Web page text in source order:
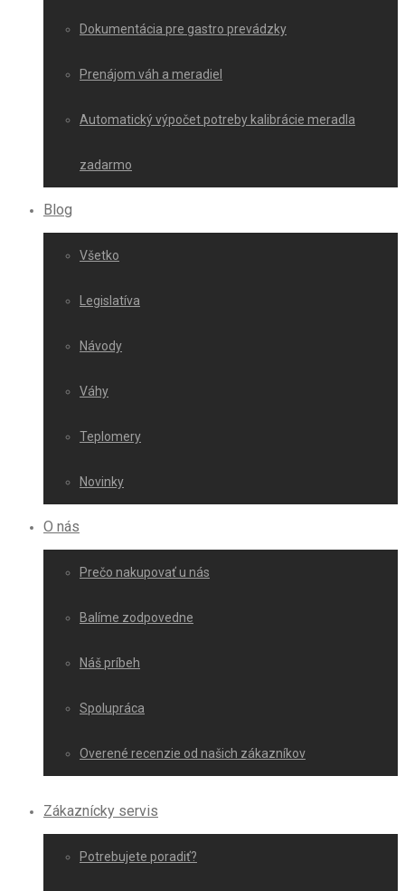
Dokumentácia pre gastro prevádzky
Prenájom váh a meradiel
Automatický výpočet potreby kalibrácie meradla
zadarmo
Blog
Všetko
Legislatíva
Návody
Váhy
Teplomery
Novinky
O nás
Prečo nakupovať u nás
Balíme zodpovedne
Náš príbeh
Spolupráca
Overené recenzie od našich zákazníkov
Zákaznícky servis
Potrebujete poradiť?